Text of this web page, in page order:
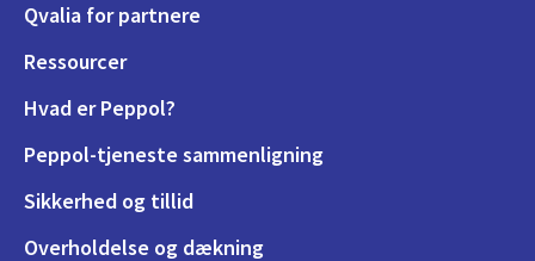
Qvalia for partnere
Ressourcer
Hvad er Peppol?
Peppol-tjeneste sammenligning
Sikkerhed og tillid
Overholdelse og dækning